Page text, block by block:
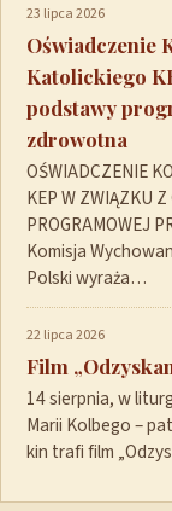
23 lipca 2026
Oświadczenie
Katolickiego
podstawy
zdrowotna
OŚWIADCZENIE
KEP W ZWIĄZKU
PROGRAMOWEJ
Komisja
Polski wyraża…
22 lipca 2026
Film
14 sierpnia, w
Marii Kolbego –
kin trafi film